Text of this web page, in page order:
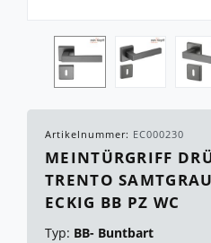
Artikelnummer: EC000230
MEINTÜRGRIFF
TRENTO
ECKIG BB PZ WC
Typ: BB- Buntbart